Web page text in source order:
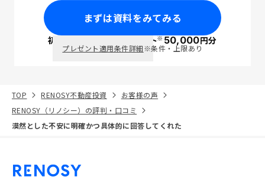
まずは資料をみてみる
初回面談で ポイント※50,000円分
プレゼント適用条件詳細※条件・上限あり
TOP RENOSY不動産投資
お客様の声
RENOSY（リノシー）の評判・口コミ
漠然とした不安に明確かつ具体的に回答してくれた